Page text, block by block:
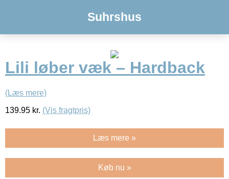
Suhrshus
Lili løber væk – Hardback
(Læs mere)
139.95 kr. (Vis fragtpris)
Læs mere »
Køb nu »